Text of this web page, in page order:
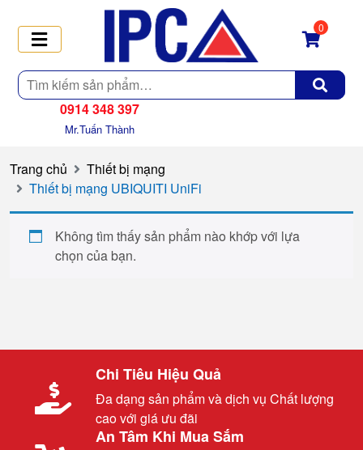
Tìm
kiếm
0
0914 348 397
Mr.Tuấn Thành
Trang chủ
Thiết bị mạng
Thiết bị mạng UBIQUITI UniFi
Không tìm thấy sản phẩm nào khớp với lựa
chọn của bạn.
Chi Tiêu Hiệu Quả
Đa dạng sản phẩm và dịch vụ Chất lượng
cao với giá ưu đãi
An Tâm Khi Mua Sắm